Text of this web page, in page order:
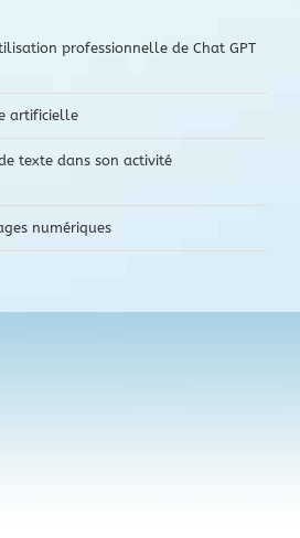
professionnelle de Chat GPT
artificielle
texte dans son activité
numériques